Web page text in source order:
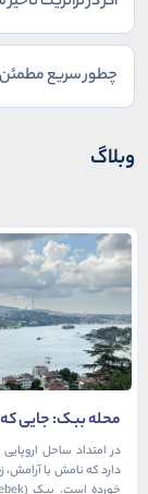
چطور سریع
مناسب است؟
وبلاگ
محله ببک: جایی
در آغوش بسفر
در امتداد ساحل
دارد که نامش با آرامش،